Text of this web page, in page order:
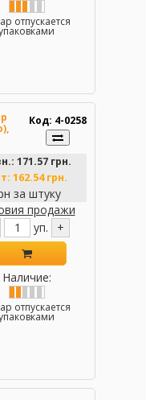
отпускается
Код: 4-0258
171.57 грн.
162.54 грн.
за штуку
продажи
уп. +
Наличие:
отпускается